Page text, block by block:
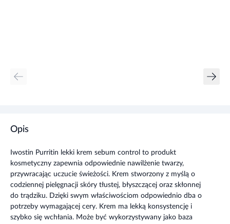
Opis
Iwostin Purritin lekki krem sebum control to produkt
kosmetyczny zapewnia odpowiednie nawilżenie twarzy,
przywracając uczucie świeżości. Krem stworzony z myślą o
codziennej pielęgnacji skóry tłustej, błyszczącej oraz skłonnej
do trądziku. Dzięki swym właściwościom odpowiednio dba o
potrzeby wymagającej cery. Krem ma lekką konsystencję i
szybko się wchłania. Może być wykorzystywany jako baza